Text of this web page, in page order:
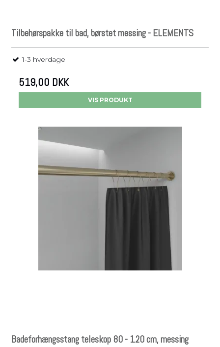
Tilbehørspakke til bad, børstet messing - ELEMENTS
1-3 hverdage
519,00 DKK
VIS PRODUKT
Badeforhængsstang teleskop 80 - 120 cm, messing